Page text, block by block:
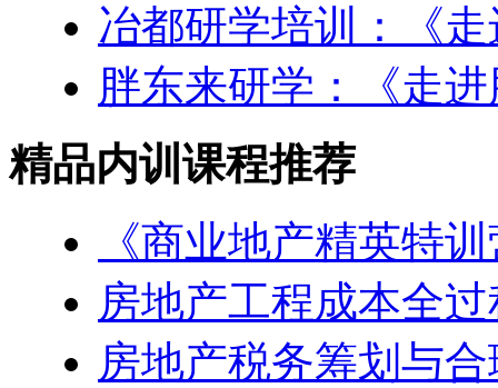
冶都研学培训：《
胖东来研学：《走
精品内训课程推荐
《商业地产精英特
房地产工程成本全
房地产税务筹划与